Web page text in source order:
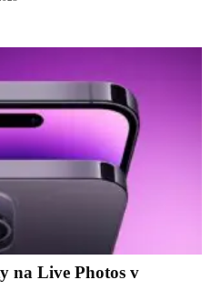
na Live Photos v